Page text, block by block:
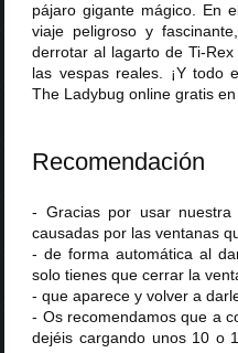
pájaro gigante mágico. En
viaje peligroso y
derrotar al lagarto de Ti-
las vespas reales. ¡Y todo
The Ladybug online gratis
Recomendación
- Gracias por usar
causadas por las ventanas
- de forma automática al
solo tienes que cerrar la
- que aparece y volver a
- Os recomendamos que a
dejéis cargando unos 10 o